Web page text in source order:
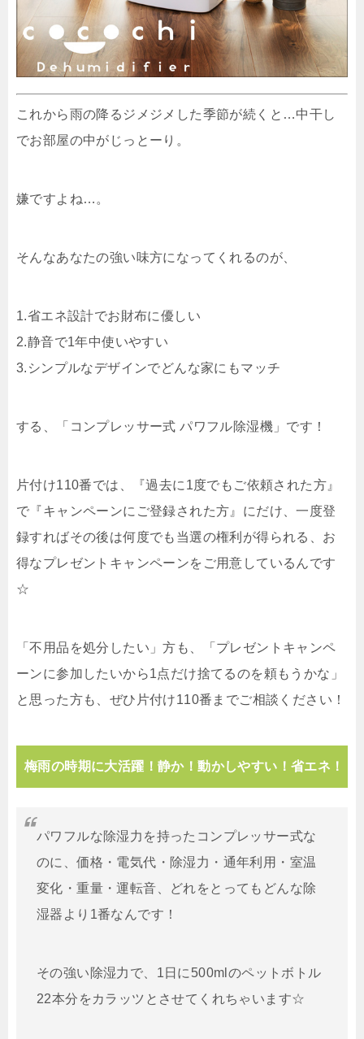
これから雨の降るジメジメした季節が続くと…中干し
でお部屋の中がじっとーり。
嫌ですよね…。
そんなあなたの強い味方になってくれるのが、
1.省エネ設計でお財布に優しい
2.静音で1年中使いやすい
3.シンプルなデザインでどんな家にもマッチ
する、「コンプレッサー式 パワフル除湿機」です！
片付け110番では、『過去に1度でもご依頼された方』
で『キャンペーンにご登録された方』にだけ、一度登
録すればその後は何度でも当選の権利が得られる、お
得なプレゼントキャンペーンをご用意しているんです
☆
「不用品を処分したい」方も、「プレゼントキャンペ
ーンに参加したいから1点だけ捨てるのを頼もうかな」
と思った方も、ぜひ片付け110番までご相談ください！
梅雨の時期に大活躍！静か！動かしやすい！省エネ！
パワフルな除湿力を持ったコンプレッサー式な
のに、価格・電気代・除湿力・通年利用・室温
変化・重量・運転音、どれをとってもどんな除
湿器より1番なんです！
その強い除湿力で、1日に500mlのペットボトル
22本分をカラッツとさせてくれちゃいます☆